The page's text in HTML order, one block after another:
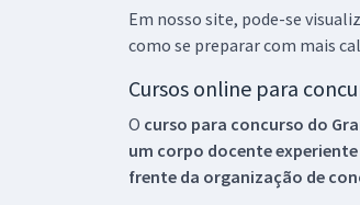
Em nosso site, pode-se
como se preparar com mais
Cursos online para
O curso para concurso do
um corpo docente
frente da organização de